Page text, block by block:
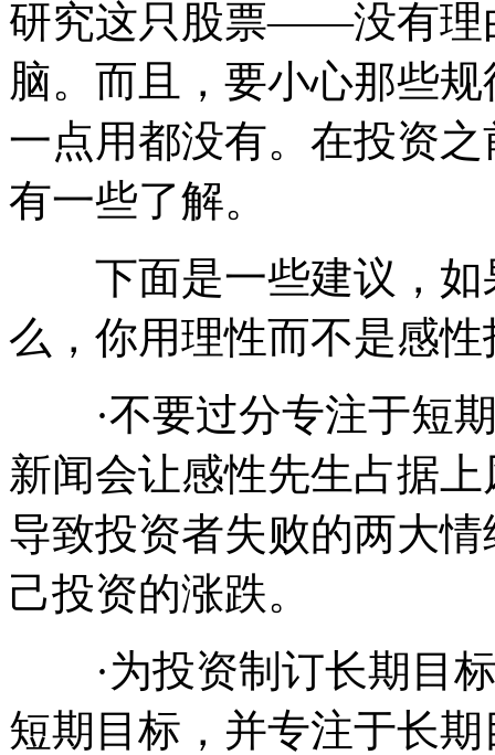
研究这只股票——没有理
脑。而且，要小心那些
一点用都没有。在投资
有一些了解。
下面是一些建议，如
么，你用理性而不是感
·不要过分专注于短期
新闻会让感性先生占据
导致投资者失败的两大
己投资的涨跌。
·为投资制订长期目标
短期目标，并专注于长